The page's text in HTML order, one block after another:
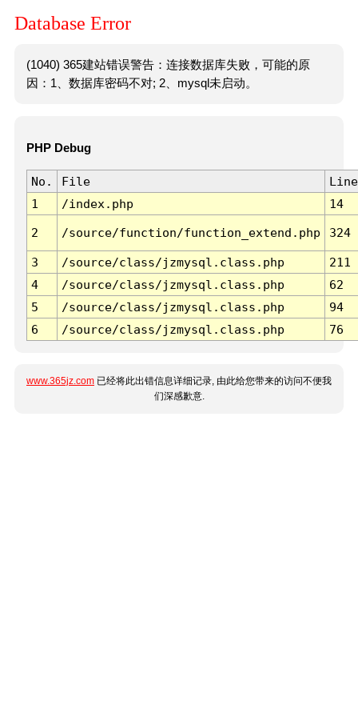
Database Error
(1040) 365建站错误警告：连接数据库失败，可能的原
因：1、数据库密码不对; 2、mysql未启动。
PHP Debug
No. File
Line
1
/index.php 14
2 /source/function/function_extend.php 324
3 /source/class/jzmysql.class.php
211
4
/source/class/jzmysql.class.php
62
5
/source/class/jzmysql.class.php
94
6
/source/class/jzmysql.class.php 76
www.365jz.com 已经将此出错信息详细记录, 由此给您带来的访问不便我
们深感歉意.